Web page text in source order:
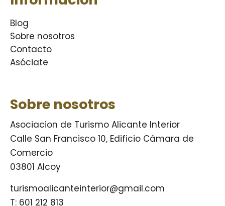
Blog
Sobre nosotros
Contacto
Asóciate
Sobre nosotros
Asociacion de Turismo Alicante Interior
Calle San Francisco 10, Edificio Cámara de
Comercio
03801 Alcoy
turismoalicanteinterior@gmail.com
T: 601 212 813